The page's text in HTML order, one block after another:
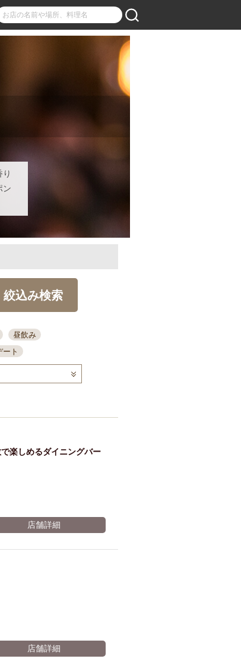
ン
絞込み検索
昼飲み
ート
泡盛
喫煙可
カウンター
み会
掘りごたつ
食
サプライズ
古島駅周辺
楽しめるダイニングバー
店舗詳細
店舗詳細